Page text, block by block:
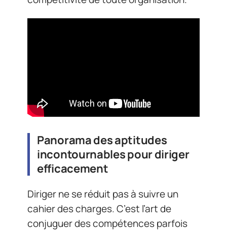
Panorama des aptitudes
incontournables pour diriger
efficacement
Diriger ne se réduit pas à suivre un
cahier des charges. C’est l’art de
conjuguer des compétences parfois